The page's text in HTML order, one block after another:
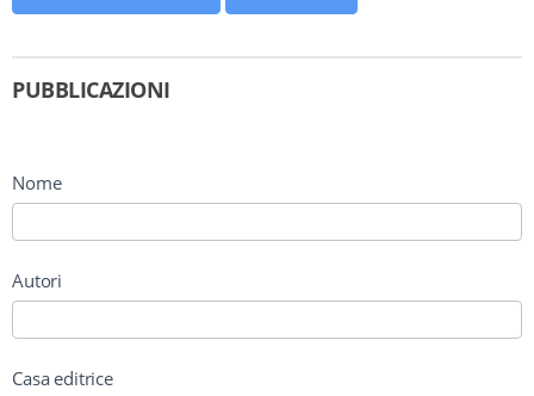
PUBBLICAZIONI
Nome
Autori
Casa editrice